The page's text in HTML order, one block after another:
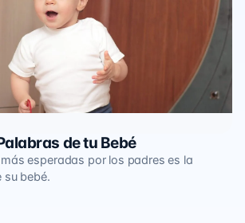
de tu Bebé
esperadas por los padres es la
su bebé.